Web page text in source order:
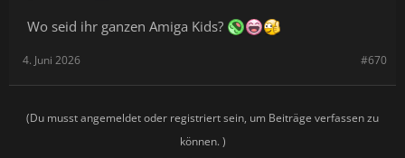
Wo seid ihr ganzen Amiga Kids?
#670
4. Juni 2026
(Du musst angemeldet oder registriert sein, um Beiträge verfassen zu
können. )